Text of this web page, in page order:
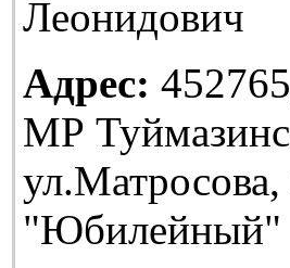
Леонидович
Адрес:
МР
"Юбилейный"